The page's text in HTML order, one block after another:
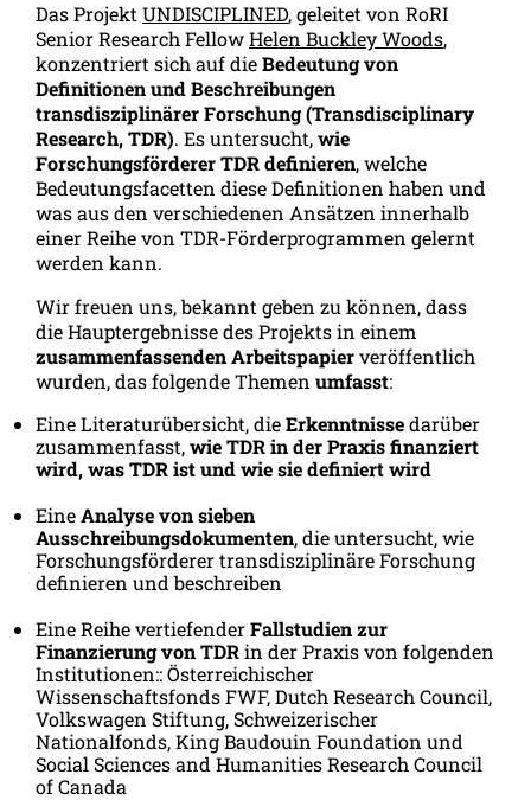
Das Projekt UNDISCIPLINED, geleitet von RoRI
Senior Research FellowHelen Buckley Woods,
konzentriert sich auf dieBedeutung von
Definitionen und Beschreibungen
transdisziplinärer Forschung (Transdisciplinary
Research, TDR). Es untersucht,wie
Forschungsförderer TDR definieren, welche
Bedeutungsfacetten diese Definitionen haben und
was aus den verschiedenen Ansätzen innerhalb
einer Reihe von TDR-Förderprogrammen gelernt
werden kann.
Wir freuen uns, bekannt geben zu können, dass
die Hauptergebnisse des Projekts in einem
zusammenfassenden Arbeitspapierveröffentlich
wurden, das folgende Themen umfasst:
Eine Literaturübersicht, dieErkenntnissedarüber
zusammenfasst,wie TDR in der Praxis finanziert
wird, was TDR ist und wie sie definiert wird
EineAnalyse von sieben
Ausschreibungsdokumenten, die untersucht, wie
Forschungsförderer transdisziplinäre Forschung
definieren und beschreiben
Eine Reihe vertiefenderFallstudien zur
Finanzierung von TDRin der Praxis von folgenden
Institutionen:: Österreichischer
Wissenschaftsfonds FWF, Dutch Research Council,
Volkswagen Stiftung, Schweizerischer
Nationalfonds, King Baudouin Foundation und
Social Sciences and Humanities Research Council
of Canada